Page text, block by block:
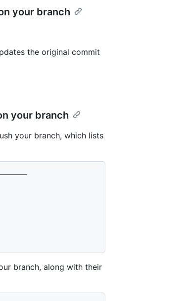
your branch
the original commit
your branch
your branch, which lists
branch, along with their